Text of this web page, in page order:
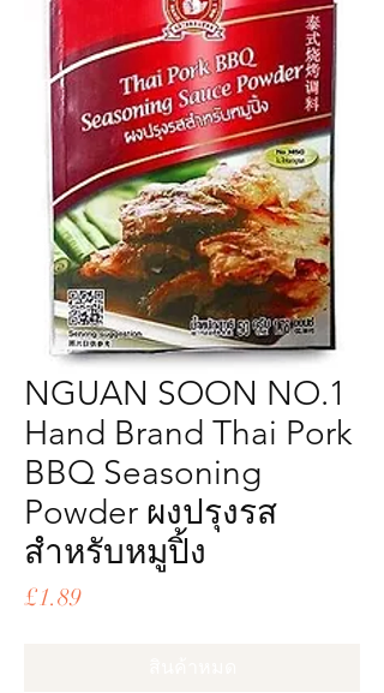
NGUAN SOON NO.1
Hand Brand Thai Pork
BBQ Seasoning
Powder ผงปรุงรส
สำหรับหมูปิ้ง
£1.89ราคา